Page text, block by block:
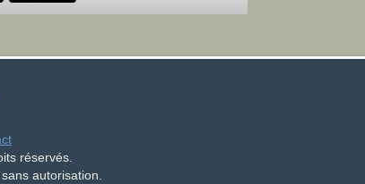
réservés.
autorisation.